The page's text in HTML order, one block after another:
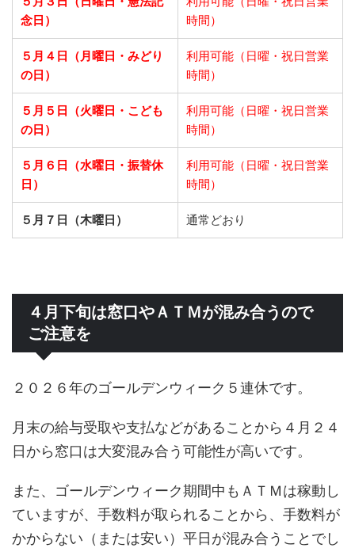
念日）
時間）
５月４日（月曜日・みどり
の日）
利用可能（日曜・祝日営業
時間）
５月５日（火曜日・こども
の日）
利用可能（日曜・祝日営業
時間）
５月６日（水曜日・振替休
日）
利用可能（日曜・祝日営業
時間）
５月７日（木曜日） 通常どおり
４月下旬は窓口やＡＴＭが混み合うので
ご注意を
２０２６年のゴールデンウィーク５連休です。
月末の給与受取や支払などがあることから４月２４
日から窓口は大変混み合う可能性が高いです。
また、ゴールデンウィーク期間中もＡＴＭは稼動し
ていますが、手数料が取られることから、手数料が
かからない（または安い）平日が混み合うことでし